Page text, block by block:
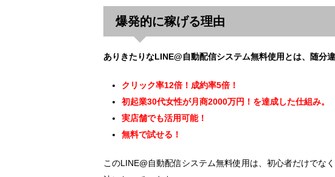
爆発的に稼げる理由
ありきたりなLINE@自動配信システム無料使用とは、随分違
クリック率12倍！成約率5倍！
初起業30代女性が月商2000万円！を達成した仕組み。
実店舗でも活用可能！
無料で試せる！
このLINE@自動配信システム無料使用は、初心者だけでな